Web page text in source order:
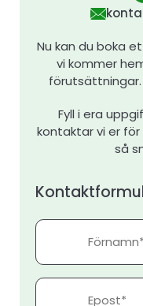
Nu kan du boka
vi kommer
förutsättningar.
Fyll i era
kontaktar vi er
så
Förnamn
Epost